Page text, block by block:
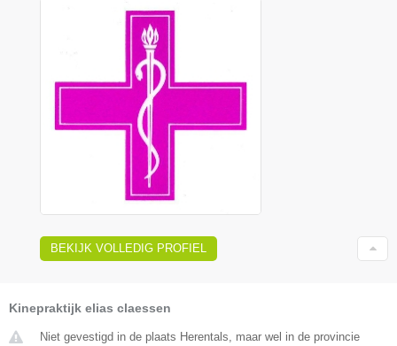
BEKIJK VOLLEDIG PROFIEL
Kinepraktijk elias claessen
Niet gevestigd in de plaats Herentals, maar wel in de provincie